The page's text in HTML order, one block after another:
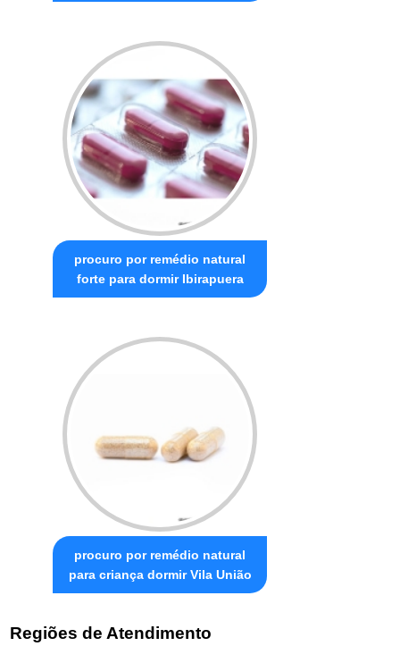
procuro por remédio natural
forte para dormir Ibirapuera
procuro por remédio natural
para criança dormir Vila União
Regiões de Atendimento